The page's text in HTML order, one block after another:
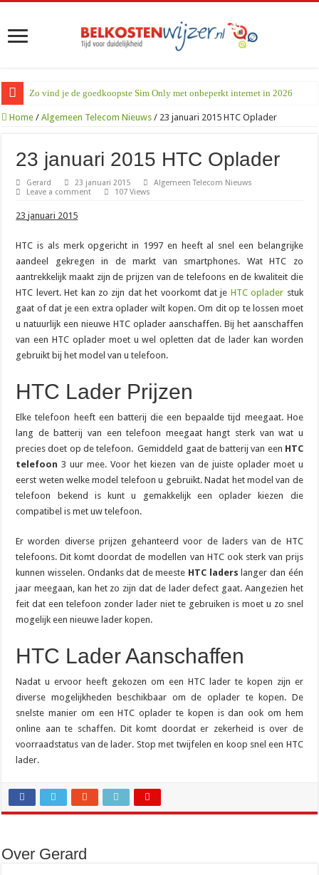
Zo vind je de goedkoopste Sim Only met onbeperkt internet in 2026
Home / Algemeen Telecom Nieuws / 23 januari 2015 HTC Oplader
23 januari 2015 HTC Oplader
Gerard 23 januari 2015
Algemeen Telecom Nieuws
Leave a comment
107 Views
23januari 2015
HTC is als merk opgericht in 1997 en heeft al snel een belangrijke
aandeel gekregen in de markt van smartphones. Wat HTC zo
aantrekkelijk maakt zijn de prijzen van de telefoons en de kwaliteit die
HTC levert. Het kan zo zijn dat het voorkomt dat je HTC oplader stuk
gaat of dat je een extra oplader wilt kopen. Om dit op te lossen moet
u natuurlijk een nieuwe HTC oplader aanschaffen. Bij het aanschaffen
van een HTC oplader moet u wel opletten dat de lader kan worden
gebruikt bij het model van u telefoon.
HTC Lader Prijzen
Elke telefoon heeft een batterij die een bepaalde tijd meegaat. Hoe
lang de batterij van een telefoon meegaat hangt sterk van wat u
precies doet op de telefoon. Gemiddeld gaat de batterij van een HTC
telefoon3 uur mee. Voor het kiezen van de juiste oplader moet u
eerst weten welke model telefoon u gebruikt. Nadat het model van de
telefoon bekend is kunt u gemakkelijk een oplader kiezen die
compatibel is met uw telefoon.
Er worden diverse prijzen gehanteerd voor de laders van de HTC
telefoons. Dit komt doordat de modellen van HTC ook sterk van prijs
kunnen wisselen. Ondanks dat de meeste HTC laders langer dan één
jaar meegaan, kan het zo zijn dat de lader defect gaat. Aangezien het
feit dat een telefoon zonder lader niet te gebruiken is moet u zo snel
mogelijk een nieuwe lader kopen.
HTC Lader Aanschaffen
Nadat u ervoor heeft gekozen om een HTC lader te kopen zijn er
diverse mogelijkheden beschikbaar om de oplader te kopen. De
snelste manier om een HTC oplader te kopen is dan ook om hem
online aan te schaffen. Dit komt doordat er zekerheid is over de
voorraadstatus van de lader. Stop met twijfelen en koop snel een HTC
lader.
Over Gerard